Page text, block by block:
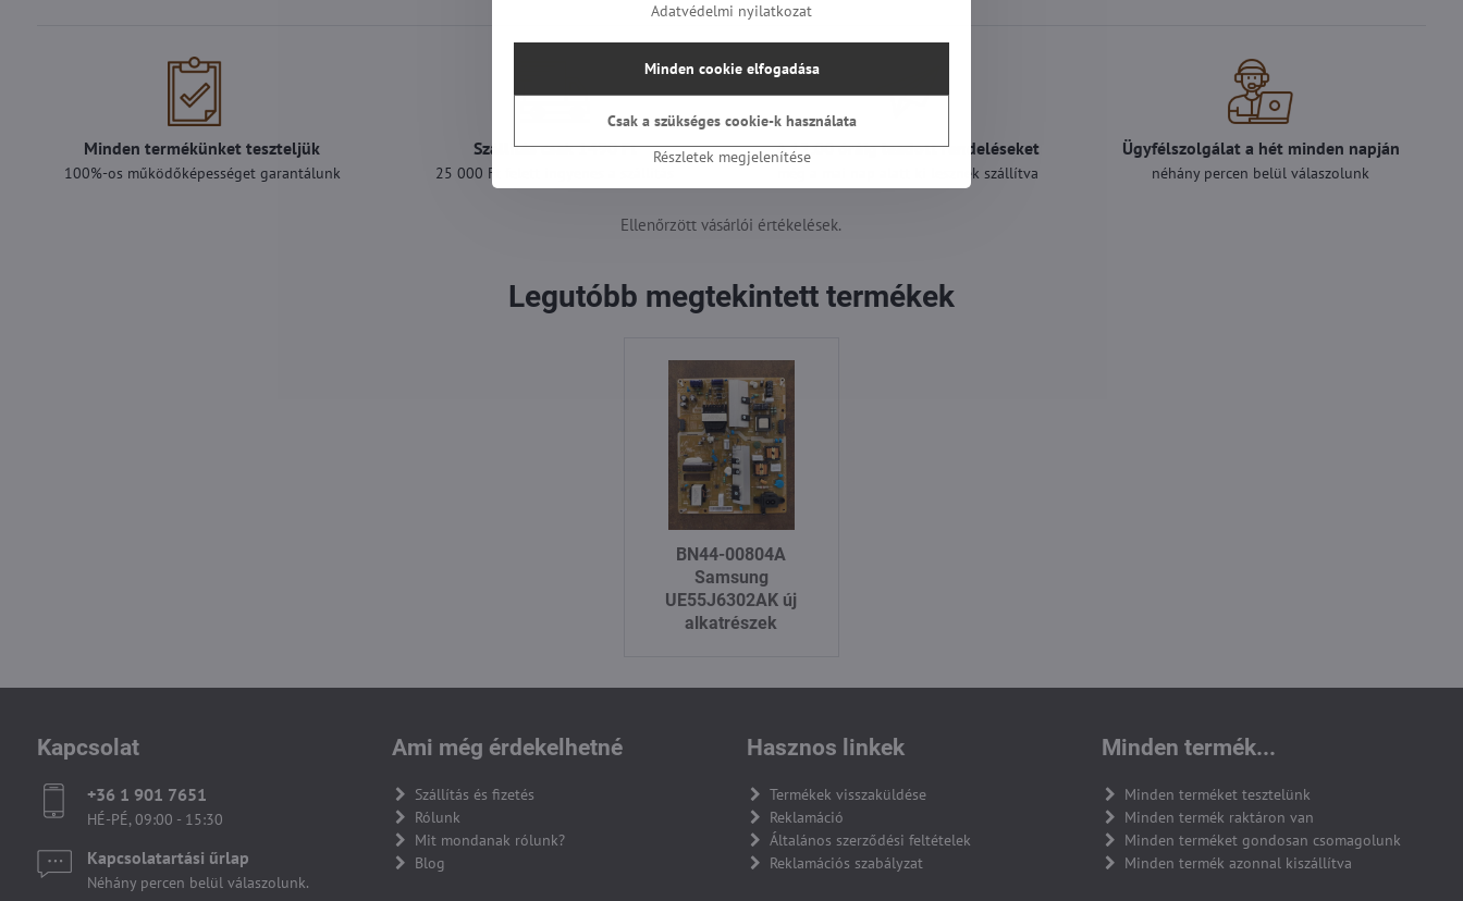
Minden termékünket teszteljük
100%-os működőképességet garantálunk
Szállítás csak 1490 Ft
25 000 Ft felett ingyenes a szállítás
A 12:00 óráig leadott rendeléseket
még a mai nap alatt ki lesznek szállítva
Ügyfélszolgálat a hét minden napján
néhány percen belül válaszolunk
Ellenőrzött vásárlói értékelések.
Legutóbb megtekintett termékek
BN44-00804A
Samsung
UE55J6302AK új
alkatrészek
Kapcsolat
+36 1 901 7651
HÉ-PÉ, 09:00 - 15:30
Kapcsolatartási űrlap
Néhány percen belül válaszolunk.
Ami még érdekelhetné
Szállítás és fizetés
Rólunk
Mit mondanak rólunk?
Blog
Hasznos linkek
Termékek visszaküldése
Reklamáció
Általános szerződési feltételek
Reklamációs szabályzat
Minden termék...
Minden terméket tesztelünk
Minden termék raktáron van
Minden terméket gondosan csomagolunk
Minden termék azonnal kiszállítva
Adatvédelmi nyilatkozat
Részletek megjelenítése
Minden cookie elfogadása
Csak a szükséges cookie-k használata